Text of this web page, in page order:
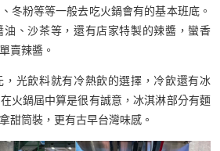
冬粉等等一般去吃火鍋會有的基本班底。
、沙茶等，還有店家特製的辣醬，蠻香
賣辣醬。
光飲料就有冷熱飲的選擇，冷飲還有冰
火鍋屆中算是很有誠意，冰淇淋部分有麵
甜筒裝，更有古早台灣味感。